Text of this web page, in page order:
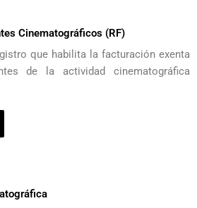
Cinematográficos (RF)
que habilita la facturación exenta
de la actividad cinematográfica